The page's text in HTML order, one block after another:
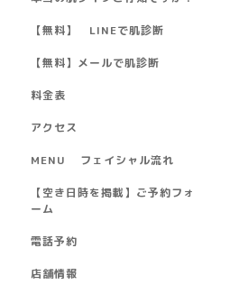
【無料】 LINEで肌診断
【無料】メールで肌診断
料金表
アクセス
MENU フェイシャル流れ
【空き日時を掲載】ご予約フォ
ーム
電話予約
店舗情報